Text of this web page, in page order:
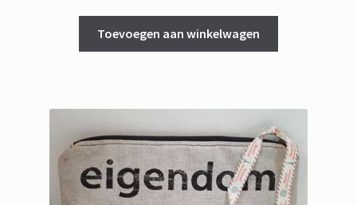
Toevoegen aan winkelwagen